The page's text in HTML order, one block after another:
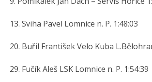
13. Sviha Pavel Lomnice n. P. 1:48:03
20. Buřil František Velo Kuba
29. Fučík Aleš LSK Lomnice n. P. 1:54:39